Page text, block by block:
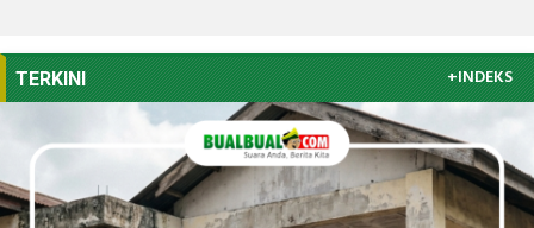
TERKINI +INDEKS